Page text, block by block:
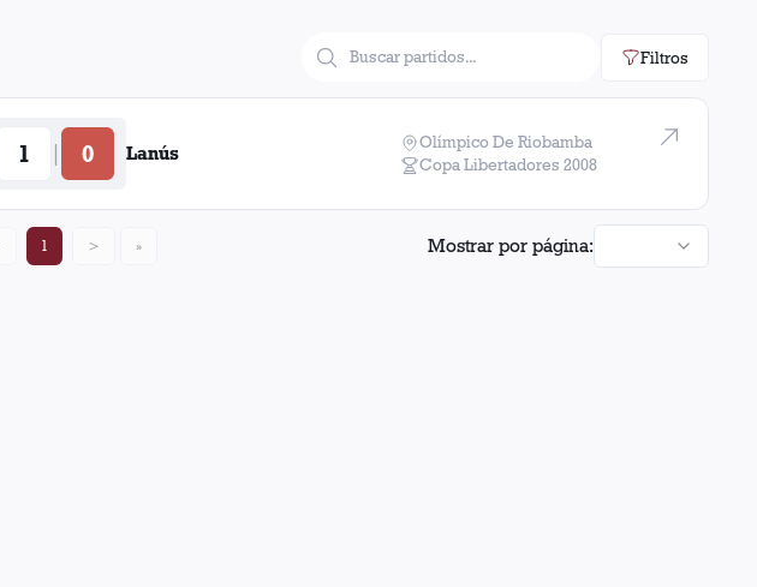
Filtros
1 0 Lanús
Olímpico De Riobamba
Copa Libertadores 2008
1 > » Mostrar por página: